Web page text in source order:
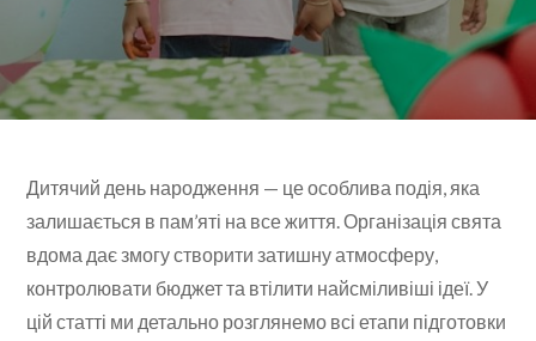
Дитячий день народження — це особлива подія, яка
залишається в пам’яті на все життя. Організація свята
вдома дає змогу створити затишну атмосферу,
контролювати бюджет та втілити найсміливіші ідеї. У
цій статті ми детально розглянемо всі етапи підготовки